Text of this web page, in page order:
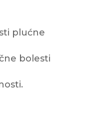
plućne
bolesti